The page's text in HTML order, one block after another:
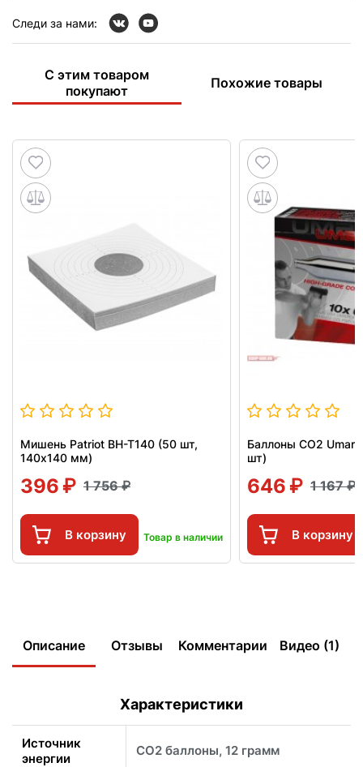
Следи за нами:
С этим товаром
покупают
Похожие товары
Мишень Patriot BH-T140 (50 шт,
140x140 мм)
396 1 756
В корзину Товар в наличии
Баллоны СО2
шт)
646 1 167
В корзину
Описание Отзывы Комментарии Видео (1)
Характеристики
Источник
энергии
CO2 баллоны, 12 грамм